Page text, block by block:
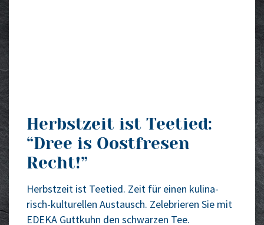
Herbstzeit ist Teetied:
“Dree is Oostfresen
Recht!”
Herbst­zeit ist Tee­tied. Zeit für einen kuli­na­
risch-kul­­tu­­rel­­len Aus­tausch. Zele­brie­ren Sie mit
EDEKA Gutt­kuhn den schwar­zen Tee.